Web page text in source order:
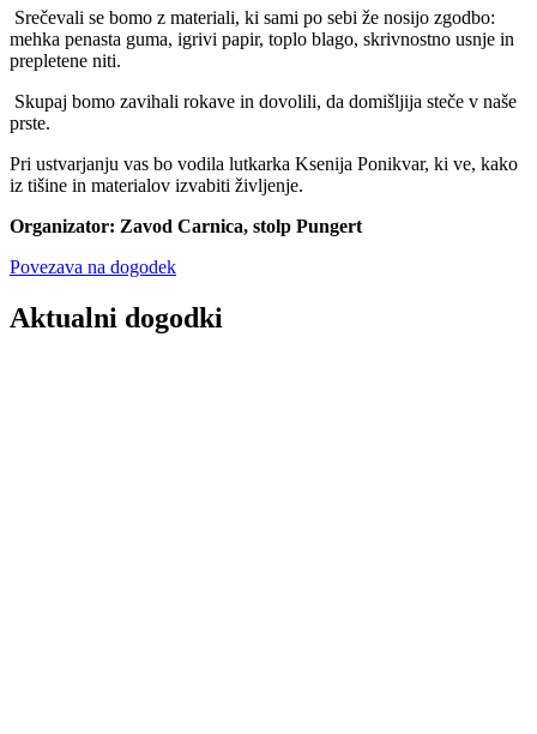
Srečevali se bomo z materiali, ki sami po sebi že nosijo zgodbo:
mehka penasta guma, igrivi papir, toplo blago, skrivnostno usnje in
prepletene niti.
Skupaj bomo zavihali rokave in dovolili, da domišljija steče v naše
prste.
Pri ustvarjanju vas bo vodila lutkarka Ksenija Ponikvar, ki ve, kako
iz tišine in materialov izvabiti življenje.
Organizator: Zavod Carnica, stolp Pungert
Povezava na dogodek
Aktualni dogodki